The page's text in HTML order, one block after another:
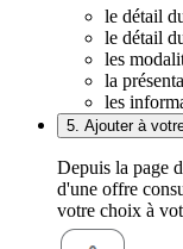
le détail
le détail
les
la
les
5. Ajouter à
Depuis la page
d'une offre
votre choix à